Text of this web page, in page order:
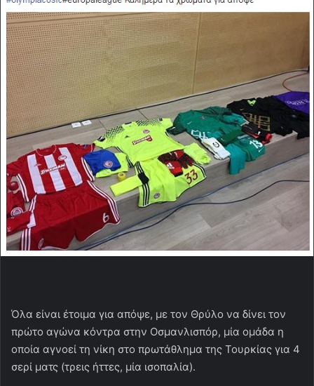
Όλα είναι έτοιμα για απόψε, με τον Θρύλο να δίνει τον
πρώτο αγώνα κόντρα στην Οσμανλισπόρ, μία ομάδα η
οποία αγνοεί τη νίκη στο πρωτάθλημα της Τουρκίας για 4
σερί ματς (τρεις ήττες, μία ισοπαλία).